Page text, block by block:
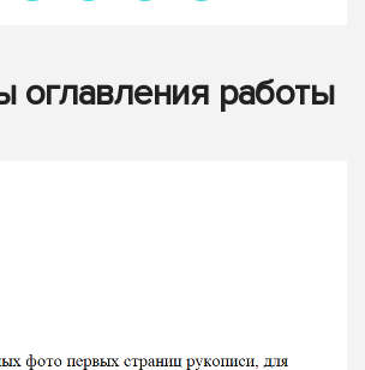
оглавления работы